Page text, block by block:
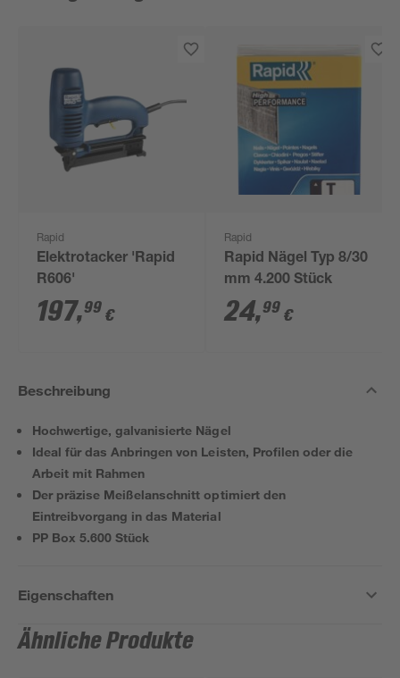
Rapid
Elektrotacker 'Rapid
R606'
197,99 €
Rapid
Rapid Nägel Typ 8/30
mm 4.200 Stück
24,99 €
Beschreibung
Hochwertige, galvanisierte Nägel
Ideal für das Anbringen von Leisten, Profilen oder die
Arbeit mit Rahmen
Der präzise Meißelanschnitt optimiert den
Eintreibvorgang in das Material
PP Box 5.600 Stück
Eigenschaften
Ähnliche Produkte